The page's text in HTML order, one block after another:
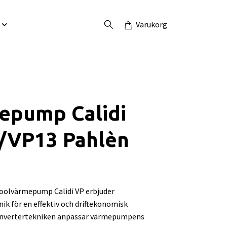
Varukorg
Calidi
Pahlèn
Calidi VP erbjuder
för en effektiv och driftekonomisk
anpassar värmepumpens